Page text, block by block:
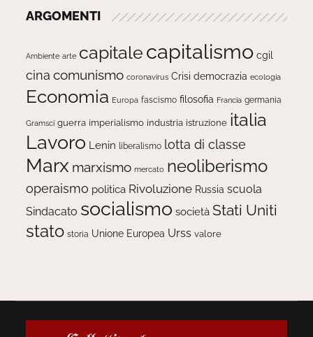
ARGOMENTI
Ambiente arte capitale capitalismo cgil
cina comunismo coronavirus Crisi democrazia ecologia
Economia Europa fascismo filosofia Francia germania
Gramsci guerra imperialismo industria istruzione italia
Lavoro Lenin liberalismo lotta di classe
Marx marxismo mercato neoliberismo
operaismo politica Rivoluzione Russia scuola
Sindacato socialismo società Stati Uniti
stato storia Unione Europea Urss valore